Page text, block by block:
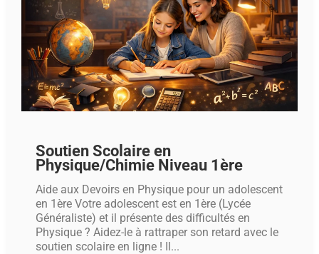
Soutien Scolaire en
Physique/Chimie Niveau 1ère
Aide aux Devoirs en Physique pour un adolescent
en 1ère Votre adolescent est en 1ère (Lycée
Généraliste) et il présente des difficultés en
Physique ? Aidez-le à rattraper son retard avec le
soutien scolaire en ligne ! Il...